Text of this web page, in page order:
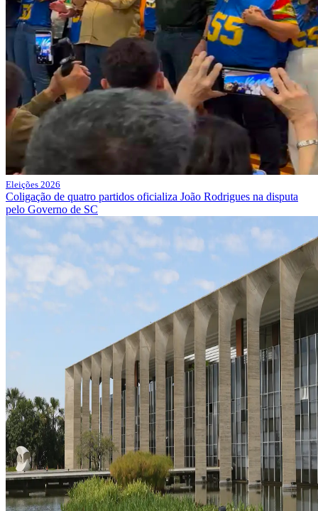
Eleições 2026
Coligação de quatro partidos oficializa João Rodrigues na disputa
pelo Governo de SC